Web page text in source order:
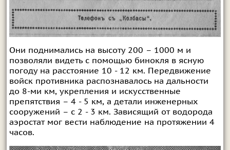
Они поднимались на высоту 200 – 1000 м и
позволяли видеть с помощью бинокля в ясную
погоду на расстояние 10 - 12 км. Передвижение
войск противника распознавалось на дальности
до 8-ми км, укрепления и искусственные
препятствия – 4 - 5 км, а детали инженерных
сооружений – с 2 - 3 км. Зависящий от водорода
аэростат мог вести наблюдение на протяжении 4
часов.